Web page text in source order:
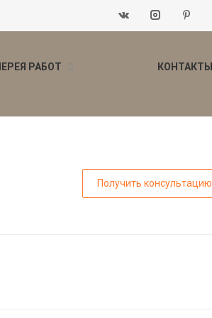
РАБОТ КОНТАКТЫ
Получить консультацию